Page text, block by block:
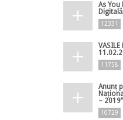
As You
12331
11758
Anunț
– 2019”
10729